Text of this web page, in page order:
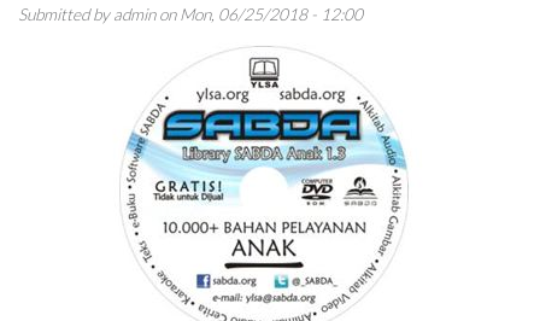
Submitted byadmin onMon, 06/25/2018 - 12:00